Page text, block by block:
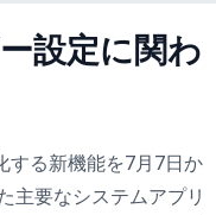
設定に関わ
る新機能を7月7日か
主要なシステムアプリ